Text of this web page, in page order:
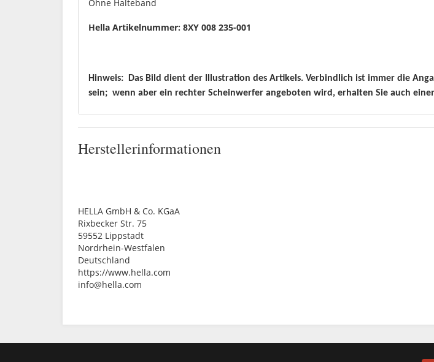
Ohne Halteband
Hella Artikelnummer: 8XY 008 235-001
Hinweis: Das Bild dient der Illustration des Artikels. Verbindlich ist immer die
sein; wenn aber ein rechter Scheinwerfer angeboten wird, erhalten Sie auch
Herstellerinformationen
HELLA GmbH & Co. KGaA
Rixbecker Str. 75
59552 Lippstadt
Nordrhein-Westfalen
Deutschland
https://www.hella.com
info@hella.com